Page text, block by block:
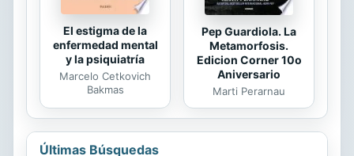
El estigma de la
enfermedad mental
y la psiquiatría
Marcelo Cetkovich
Bakmas
Pep Guardiola. La
Metamorfosis.
Edicion Corner 10o
Aniversario
Marti Perarnau
Últimas Búsquedas